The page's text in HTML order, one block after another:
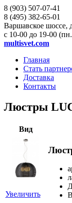
8 (903) 507-07-41
8 (495) 382-65-01
Варшавское шоссе,
с 10-00 до 19-00
multisvet.com
Главная
Стать
Доставка
Контакты
Люстры
Вид
Увеличить